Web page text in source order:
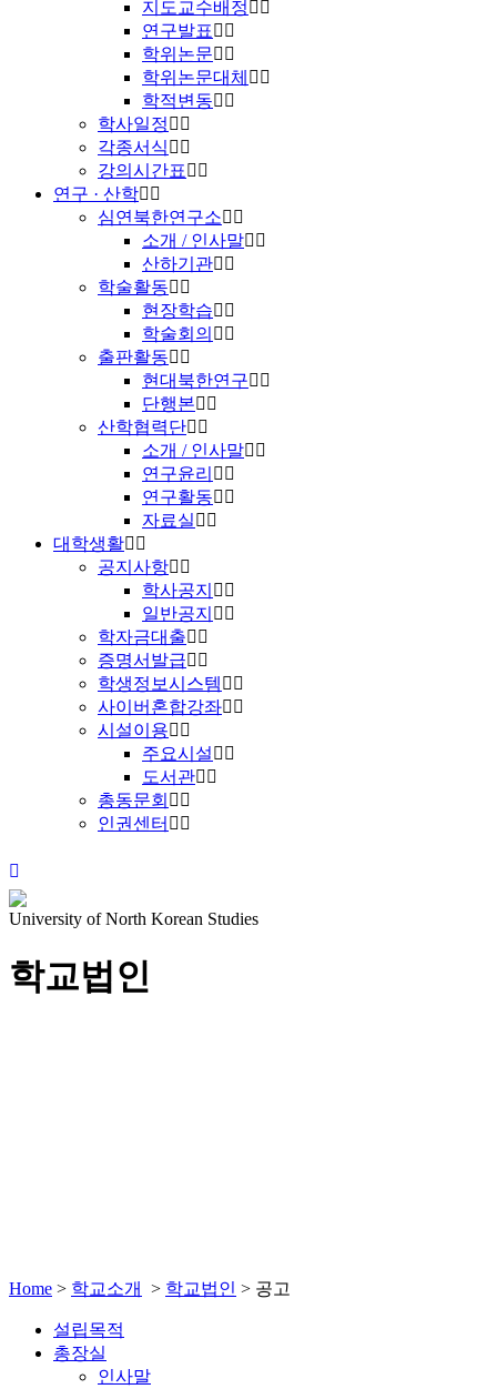
지도교수배정
연구발표
학위논문
학위논문대체
학적변동
학사일정
각종서식
강의시간표
연구 · 산학
심연북한연구소
소개 / 인사말
산하기관
학술활동
현장학습
학술회의
출판활동
현대북한연구
단행본
산학협력단
소개 / 인사말
연구윤리
연구활동
자료실
대학생활
공지사항
학사공지
일반공지
학자금대출
증명서발급
학생정보시스템
사이버혼합강좌
시설이용
주요시설
도서관
총동문회
인권센터
University of North Korean Studies
학교법인
Home > 학교소개 > 학교법인 > 공고
설립목적
총장실
인사말